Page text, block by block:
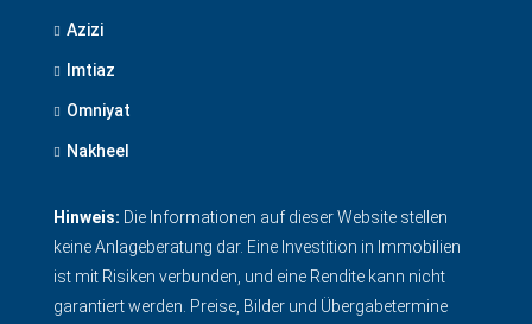
Azizi
Imtiaz
Omniyat
Nakheel
Hinweis: Die Informationen auf dieser Website stellen
keine Anlageberatung dar. Eine Investition in Immobilien
ist mit Risiken verbunden, und eine Rendite kann nicht
garantiert werden. Preise, Bilder und Übergabetermine